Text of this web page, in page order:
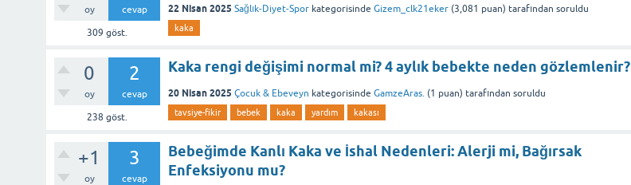
oy cevap
309 göst.
22 Nisan 2025 Sağlık-Diyet-Spor kategorisinde Gizem_clk21eker (3,081 puan) tarafından soruldu
kaka
0
oy
2
cevap
238 göst.
Kaka rengi değişimi normal mi? 4 aylık bebekte neden gözlemlenir?
20 Nisan 2025 Çocuk & Ebeveyn kategorisinde GamzeAras. (1 puan) tarafından soruldu
tavsiye-fikir bebek kaka yardım kakası
+1
oy
3
cevap
Bebeğimde Kanlı Kaka ve İshal Nedenleri: Alerji mi, Bağırsak
Enfeksiyonu mu?